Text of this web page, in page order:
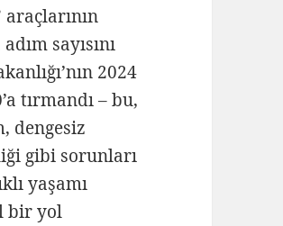
sayısını
2024
tırmandı – bu,
dengesiz
gibi sorunları
yaşamı
bir yol